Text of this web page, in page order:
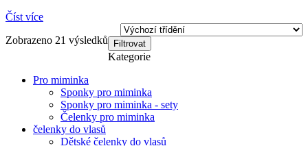
Číst více
Zobrazeno 21 výsledků
Filtrovat
Kategorie
Pro miminka
Sponky pro miminka
Sponky pro miminka - sety
Čelenky pro miminka
čelenky do vlasů
Dětské čelenky do vlasů